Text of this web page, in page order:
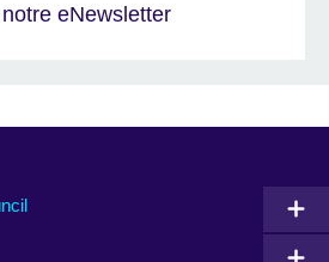
eNewsletter